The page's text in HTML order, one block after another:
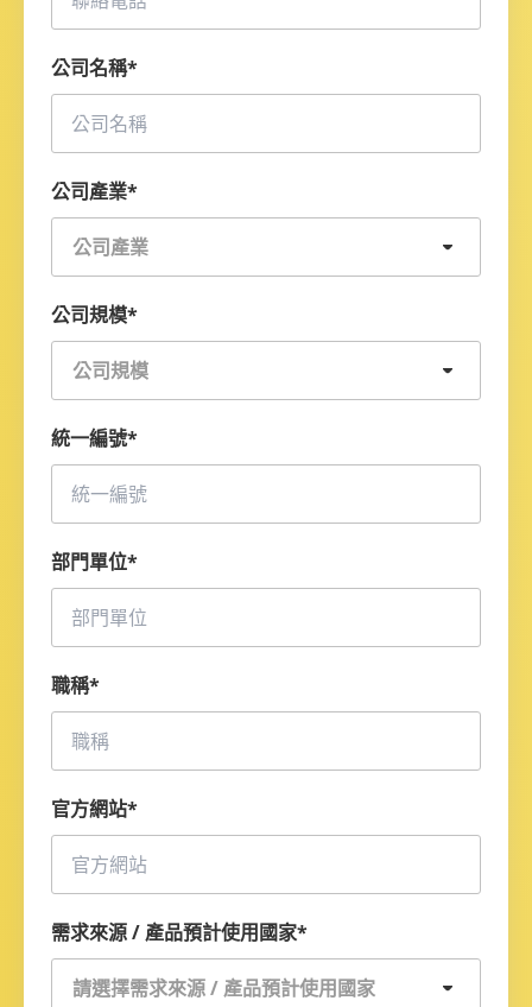
公司名稱*
公司產業*
公司產業
公司規模*
公司規模
統一編號*
部門單位*
職稱*
官方網站*
需求來源 / 產品預計使用國家*
請選擇需求來源 / 產品預計使用國家